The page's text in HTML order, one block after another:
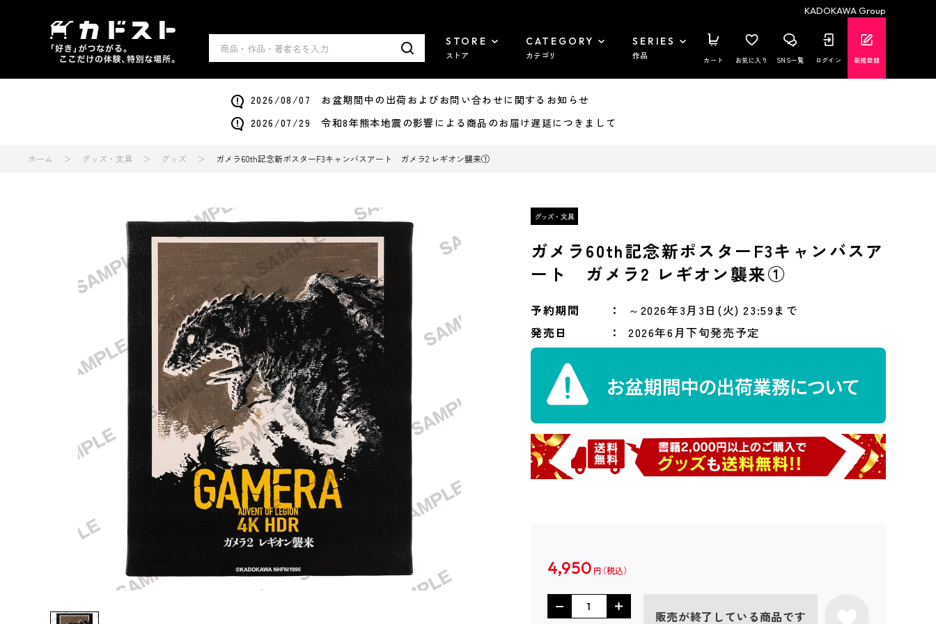
KADOKAWA Group
STORE
ストア
CATEGORY
カテゴリ
SERIES
作品 カート お気に入り SNS一覧 ログイン 新規登録
2026/08/07 お盆期間中の出荷およびお問い合わせに関するお知らせ
2026/07/29 令和8年熊本地震の影響による商品のお届け遅延につきまして
ホーム グッズ・文具 グッズ ガメラ60th記念新ポスターF3キャンバスアート ガメラ2 レギオン襲来①
ガメラ60th記念新ポスターF3キャンバスア
ート ガメラ2 レギオン襲来①
予約期間
～2026年3月3日(火) 23:59まで
発売日
2026年6月下旬発売予定
4,950 円
販売が終了している商品です